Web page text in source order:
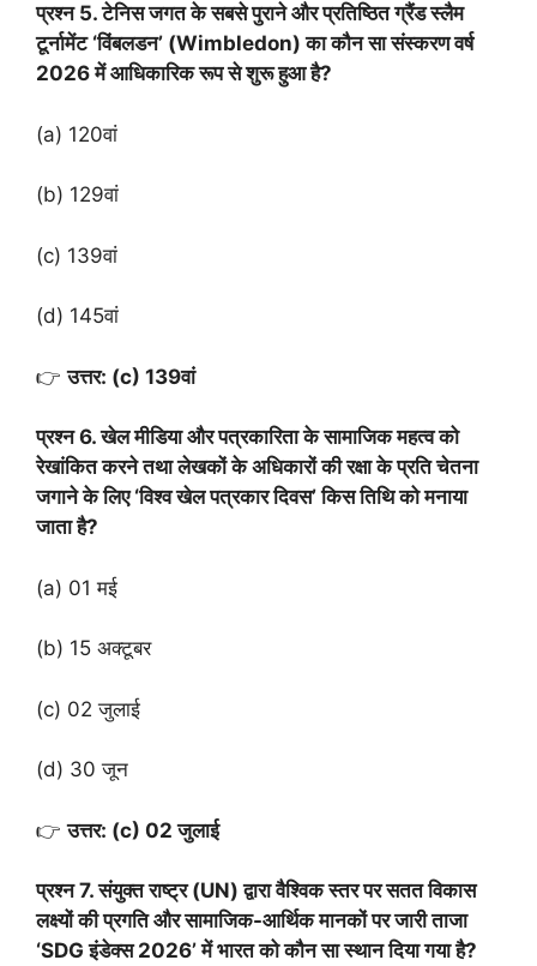
प्रश्न 5. टेनिस जगत के सबसे पुराने और प्रतिष्ठित ग्रैंड स्लैम
टूर्नामेंट ‘विंबलडन’ (Wimbledon) का कौन सा संस्करण वर्ष
2026 में आधिकारिक रूप से शुरू हुआ है?
(a) 120वां
(b) 129वां
(c) 139वां
(d) 145वां
👉उत्तर: (c) 139वां
प्रश्न 6. खेल मीडिया और पत्रकारिता के सामाजिक महत्व को
रेखांकित करने तथा लेखकों के अधिकारों की रक्षा के प्रति चेतना
जगाने के लिए ‘विश्व खेल पत्रकार दिवस’ किस तिथि को मनाया
जाता है?
(a) 01 मई
(b) 15 अक्टूबर
(c) 02 जुलाई
(d) 30 जून
👉उत्तर: (c) 02 जुलाई
प्रश्न 7. संयुक्त राष्ट्र (UN) द्वारा वैश्विक स्तर पर सतत विकास
लक्ष्यों की प्रगति और सामाजिक-आर्थिक मानकों पर जारी ताजा
‘SDG इंडेक्स 2026’ में भारत को कौन सा स्थान दिया गया है?